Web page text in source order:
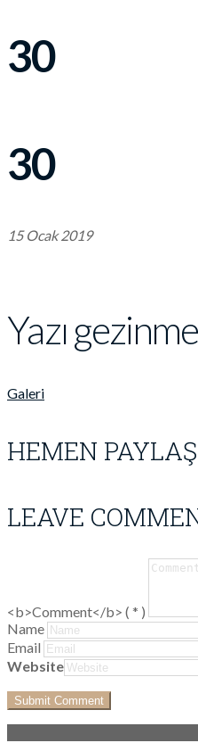
30
30
15 Ocak 2019
Yazı
Galeri
HEMEN
LEAVE
<b>Comment</b> ( * )
Name
Email
Website